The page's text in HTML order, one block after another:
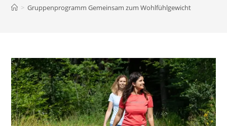
> Gruppenprogramm Gemeinsam zum Wohlfühlgewicht